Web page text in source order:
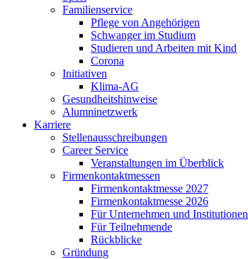
Familienservice
Pflege von Angehörigen
Schwanger im Studium
Studieren und Arbeiten mit Kind
Corona
Initiativen
Klima-AG
Gesundheitshinweise
Alumninetzwerk
Karriere
Stellenausschreibungen
Career Service
Veranstaltungen im Überblick
Firmenkontaktmessen
Firmenkontaktmesse 2027
Firmenkontaktmesse 2026
Für Unternehmen und Institutionen
Für Teilnehmende
Rückblicke
Gründung